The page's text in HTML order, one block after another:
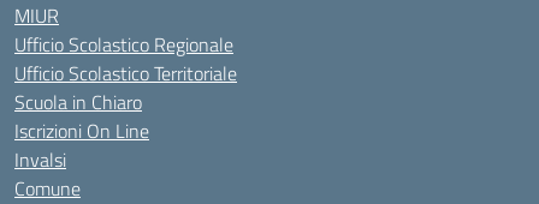
MIUR
Ufficio Scolastico Regionale
Ufficio Scolastico Territoriale
Scuola in Chiaro
Iscrizioni On Line
Invalsi
Comune